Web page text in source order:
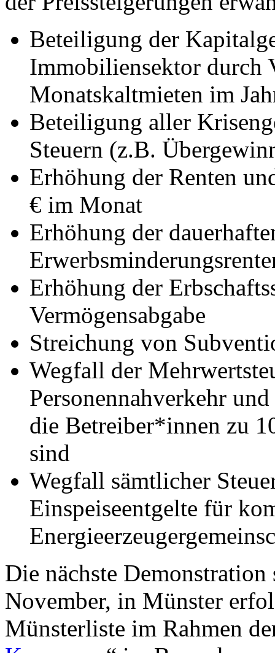
Beteiligung der
Immobiliensektor durch
Monatskaltmieten im
Beteiligung aller
Steuern (z.B.
Erhöhung der Renten
€ im Monat
Erhöhung der
Erhöhung der
Vermögensabgabe
Streichung von
Wegfall der
Personennahverkehr
die Betreiber*innen zu
sind
Wegfall sämtlicher
Einspeiseentgelte für
Die nächste
November, in Münster
Münsterliste im Rahmen